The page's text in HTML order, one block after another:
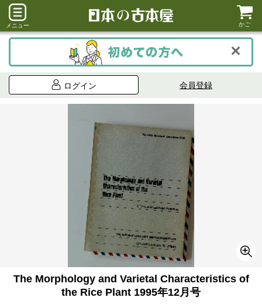
メニュー かご
ログイン 会員登録
The Morphology and Varietal Characteristics of
the Rice Plant 1995年12月号